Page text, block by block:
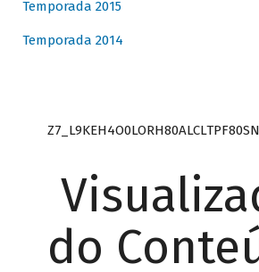
Temporada 2015
Temporada 2014
do